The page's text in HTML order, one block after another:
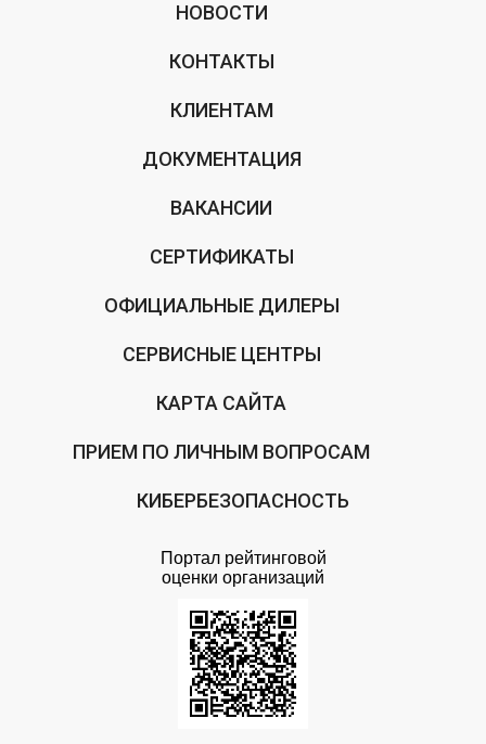
НОВОСТИ
КОНТАКТЫ
КЛИЕНТАМ
ДОКУМЕНТАЦИЯ
ВАКАНСИИ
СЕРТИФИКАТЫ
ОФИЦИАЛЬНЫЕ ДИЛЕРЫ
СЕРВИСНЫЕ ЦЕНТРЫ
КАРТА САЙТА
ПРИЕМ ПО ЛИЧНЫМ ВОПРОСАМ
КИБЕРБЕЗОПАСНОСТЬ
Портал рейтинговой
оценки организаций